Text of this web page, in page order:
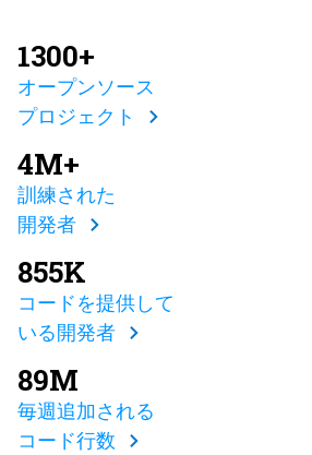
1300+
オープンソース
プロジェクト
4M+
訓練された
開発者
855K
コードを提供して
いる開発者
89M
毎週追加される
コード行数